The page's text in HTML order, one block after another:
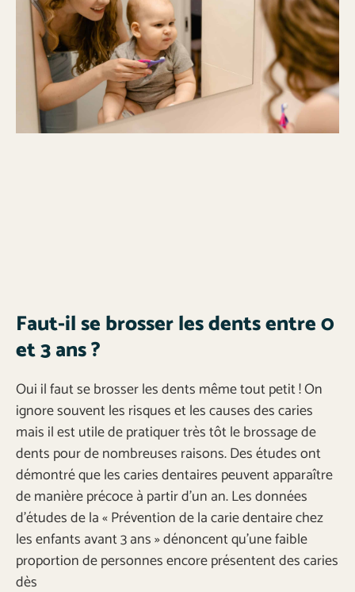
Faut-il se brosser les dents entre 0
et 3 ans ?
Oui il faut se brosser les dents même tout petit ! On
ignore souvent les risques et les causes des caries
mais il est utile de pratiquer très tôt le brossage de
dents pour de nombreuses raisons. Des études ont
démontré que les caries dentaires peuvent apparaître
de manière précoce à partir d’un an. Les données
d’études de la « Prévention de la carie dentaire chez
les enfants avant 3 ans » dénoncent qu’une faible
proportion de personnes encore présentent des caries
dès